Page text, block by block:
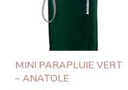
MINI PARAPLUIE VERT
– ANATOLE